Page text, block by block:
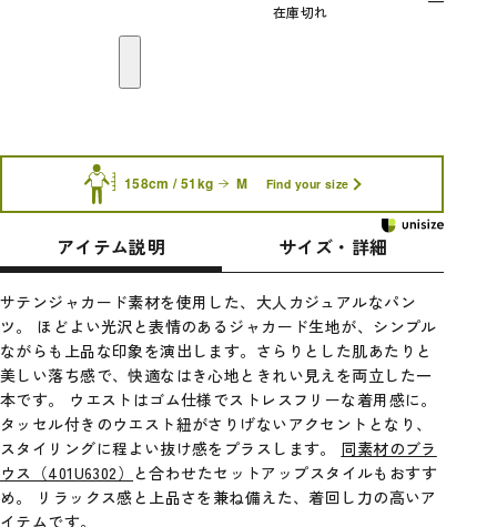
在庫切れ
158cm / 51kg M Find your size
アイテム説明 サイズ・詳細
サテンジャカード素材を使用した、大人カジュアルなパン
ツ。 ほどよい光沢と表情のあるジャカード生地が、シンプル
ながらも上品な印象を演出します。さらりとした肌あたりと
美しい落ち感で、快適なはき心地ときれい見えを両立した一
本です。 ウエストはゴム仕様でストレスフリーな着用感に。
タッセル付きのウエスト紐がさりげないアクセントとなり、
スタイリングに程よい抜け感をプラスします。 同素材のブラ
ウス（401U6302） と合わせたセットアップスタイルもおすす
め。 リラックス感と上品さを兼ね備えた、着回し力の高いア
イテムです。